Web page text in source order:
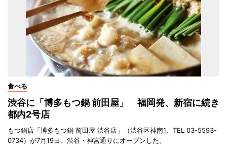
食べる
渋谷に「博多もつ鍋 前田屋」 福岡発、新宿に続き
都内2号店
もつ鍋店「博多もつ鍋 前田屋 渋谷店」（渋谷区神南1、TEL 03-5593-
0734）が7月19日、渋谷・神宮通りにオープンした。